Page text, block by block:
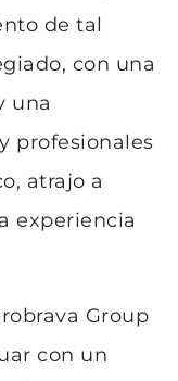
de tal
con una
una
profesionales
atrajo a
experiencia
Group
con un